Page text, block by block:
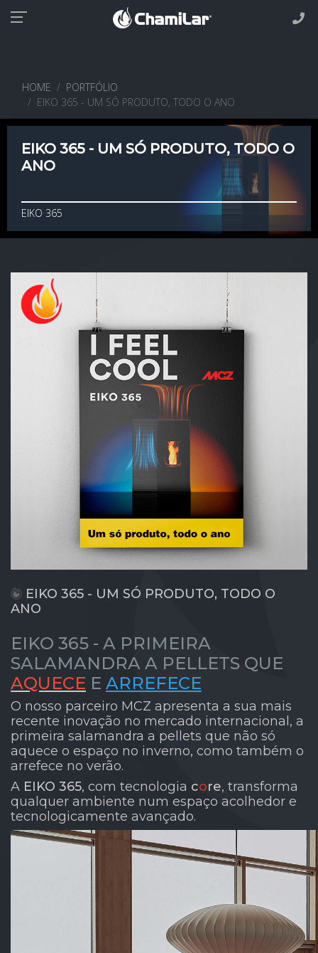
HOME
PORTFÓLIO
EIKO 365 - UM SÓ PRODUTO, TODO O ANO
EIKO 365 - UM SÓ PRODUTO, TODO O
ANO
EIKO 365
EIKO 365 - UM SÓ PRODUTO, TODO O
ANO
EIKO 365 - A PRIMEIRA
SALAMANDRA A PELLETS QUE
AQUECE E ARREFECE
O nosso parceiro MCZ apresenta a sua mais
recente inovação no mercado internacional, a
primeira salamandra a pellets que não só
aquece o espaço no inverno, como também o
arrefece no verão.
A EIKO 365, com tecnologia core, transforma
qualquer ambiente num espaço acolhedor e
tecnologicamente avançado.